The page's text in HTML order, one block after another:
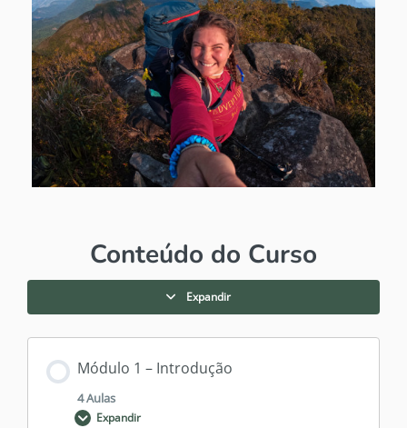
Conteúdo do Curso
Expandir
Módulo 1 – Introdução
4 Aulas
Expandir